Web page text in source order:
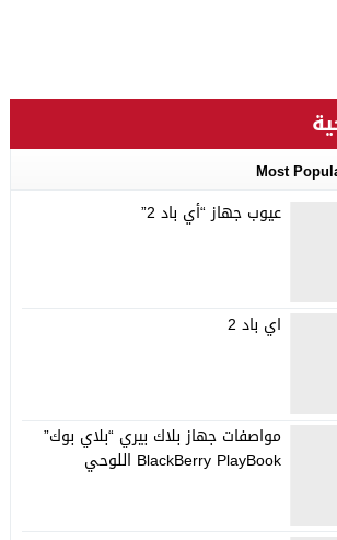
Most
عيوب جهاز “أي باد 2”
اي باد 2
مواصفات جهاز بلاك بيري “بلاي بوك”
BlackBerry PlayBook اللوحي